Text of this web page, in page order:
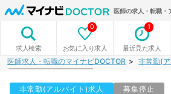
医師の求人・転職・
求人検索 お気に入り求人
0
最近見た求人
1
医師求人・転職のマイナビDOCTOR 非常勤(
非常勤(アルバイト)求人 募集停止